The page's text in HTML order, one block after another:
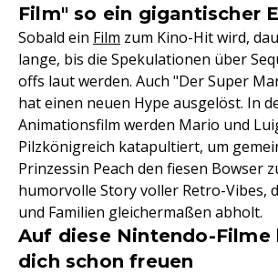
Film" so ein gigantischer
Sobald ein Film zum Kino-Hit wird,
lange, bis die Spekulationen über
offs laut werden. Auch "Der Super
hat einen neuen Hype ausgelöst. In
Animationsfilm werden Mario und
Pilzkönigreich katapultiert, um
Prinzessin Peach den fiesen Bowser
humorvolle Story voller Retro-Vibes,
und Familien gleichermaßen abholt.
Auf diese Nintendo-Filme
dich schon freuen